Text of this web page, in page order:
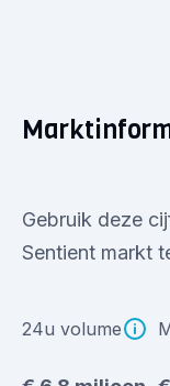
Gebruik deze
Sentient markt
24u volume